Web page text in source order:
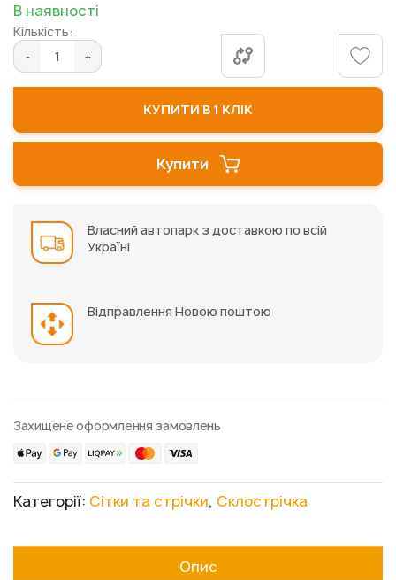
галереї
зображень
В наявності
Кількість:
Купити
КУПИТИ В 1 КЛІК
Власний автопарк з доставкою по всій
Україні
Відправлення Новою поштою
Захищене оформлення замовлень
Категорії: Сітки та стрічки, Склострічка
Опис